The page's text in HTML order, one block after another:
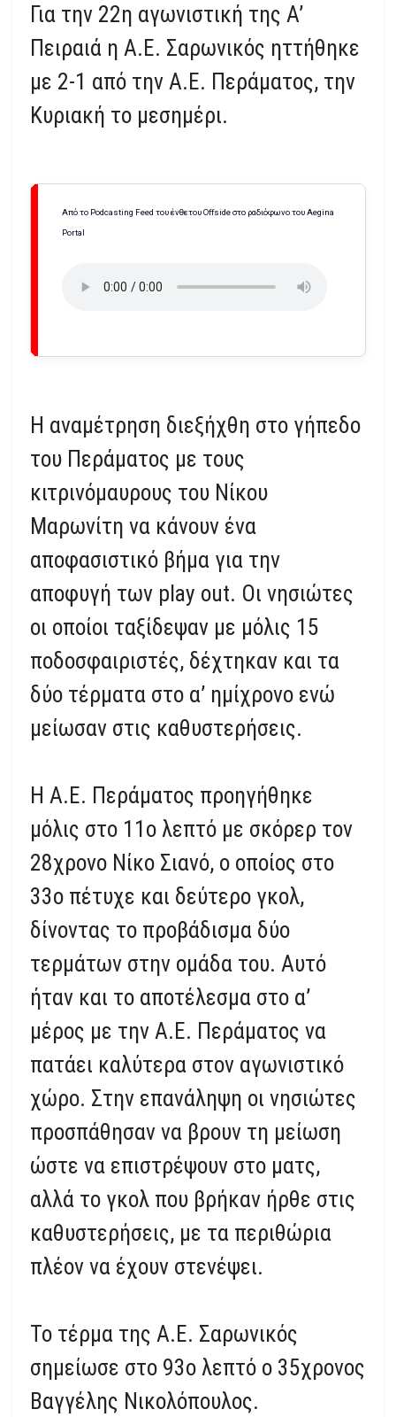
Για την 22η αγωνιστική της Α’
Πειραιά η Α.Ε. Σαρωνικός ηττήθηκε
με 2-1 από την Α.Ε. Περάματος, την
Κυριακή το μεσημέρι.
Από το Podcasting Feed του ένθετου Offside στο ραδιόφωνο του Aegina
Portal
Η αναμέτρηση διεξήχθη στο γήπεδο
του Περάματος με τους
κιτρινόμαυρους του Νίκου
Μαρωνίτη να κάνουν ένα
αποφασιστικό βήμα για την
αποφυγή των play out. Οι νησιώτες
οι οποίοι ταξίδεψαν με μόλις 15
ποδοσφαιριστές, δέχτηκαν και τα
δύο τέρματα στο α’ ημίχρονο ενώ
μείωσαν στις καθυστερήσεις.
Η Α.Ε. Περάματος προηγήθηκε
μόλις στο 11ο λεπτό με σκόρερ τον
28χρονο Νίκο Σιανό, ο οποίος στο
33ο πέτυχε και δεύτερο γκολ,
δίνοντας το προβάδισμα δύο
τερμάτων στην ομάδα του. Αυτό
ήταν και το αποτέλεσμα στο α’
μέρος με την Α.Ε. Περάματος να
πατάει καλύτερα στον αγωνιστικό
χώρο. Στην επανάληψη οι νησιώτες
προσπάθησαν να βρουν τη μείωση
ώστε να επιστρέψουν στο ματς,
αλλά το γκολ που βρήκαν ήρθε στις
καθυστερήσεις, με τα περιθώρια
πλέον να έχουν στενέψει.
Το τέρμα της Α.Ε. Σαρωνικός
σημείωσε στο 93ο λεπτό ο 35χρονος
Βαγγέλης Νικολόπουλος.